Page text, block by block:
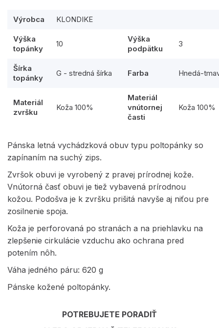
Výrobca KLONDIKE
Výška
topánky
10
Výška
podpätku
3
Šírka
topánky
G - stredná šírka Farba Hnedá-
Materiál
zvršku
Koža 100%
Materiál
vnútornej
časti
Koža 100%
Pánska letná vychádzková obuv typu poltopánky so
zapínaním na suchý zips.
Zvršok obuvi je vyrobený z pravej prírodnej kože.
Vnútorná časť obuvi je tiež vybavená prírodnou
kožou. Podošva je k zvršku prišitá navyše aj niťou pre
zosilnenie spoja.
Koža je perforovaná po stranách a na priehlavku na
zlepšenie cirkulácie vzduchu ako ochrana pred
potením nôh.
Váha jedného páru: 620 g
Pánske kožené poltopánky.
POTREBUJETE PORADIŤ